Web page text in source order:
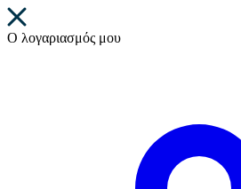
Ο λογαριασμός μου